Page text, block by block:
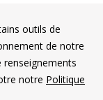
outils de
de notre
renseignements
notre Politique